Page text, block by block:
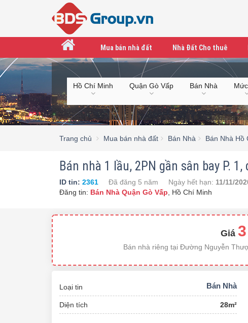
Mua bán nhà đất Nhà Đất Cho thuê
Hồ Chí Minh Quận Gò Vấp Bán Nhà
Trang chủ Mua bán nhà đất Bán Nhà Bán Nhà Hồ
Bán nhà 1 lầu, 2PN gần sân bay P. 1,
ID tin: 2361 Đã đăng 5 năm Ngày hết hạn: 11/11/
Đăng tin: Bán Nhà Quận Gò Vấp Hồ Chí Minh
Giá
Bán nhà riêng tại Đường Nguyễn
Loại tin Bán Nhà
Diện tích 28m²